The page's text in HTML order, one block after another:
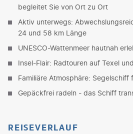
begleitet Sie von Ort zu Ort
Aktiv unterwegs:
24 und 58 km Länge
UNESCO-Wattenmeer hautnah
Insel-Flair: Radtouren auf Texel
Familiäre Atmosphäre: Segelschiff
Gepäckfrei radeln - das Schiff
REISEVERLAUF